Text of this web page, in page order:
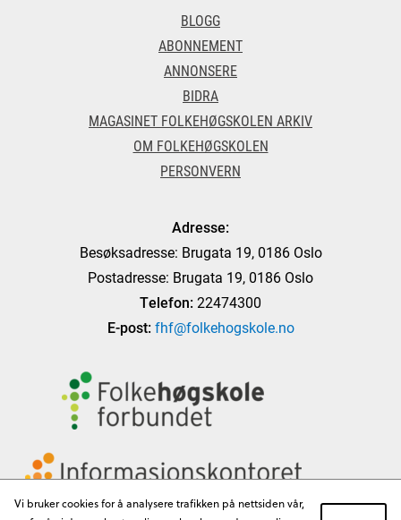
BLOGG
ABONNEMENT
ANNONSERE
BIDRA
MAGASINET FOLKEHØGSKOLEN ARKIV
OM FOLKEHØGSKOLEN
PERSONVERN
Adresse:
Besøksadresse: Brugata 19, 0186 Oslo
Postadresse: Brugata 19, 0186 Oslo
Telefon: 22474300
E-post: fhf@folkehogskole.no
Vi bruker cookies for å analysere trafikken på nettsiden vår,